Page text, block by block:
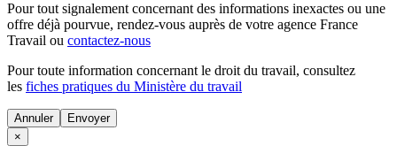
Pour tout signalement concernant des informations inexactes ou une
offre déjà pourvue, rendez-vous auprès de votre agence France
Travail ou contactez-nous
Pour toute information concernant le droit du travail, consultez
les fiches pratiques du Ministère du travail
Annuler
×